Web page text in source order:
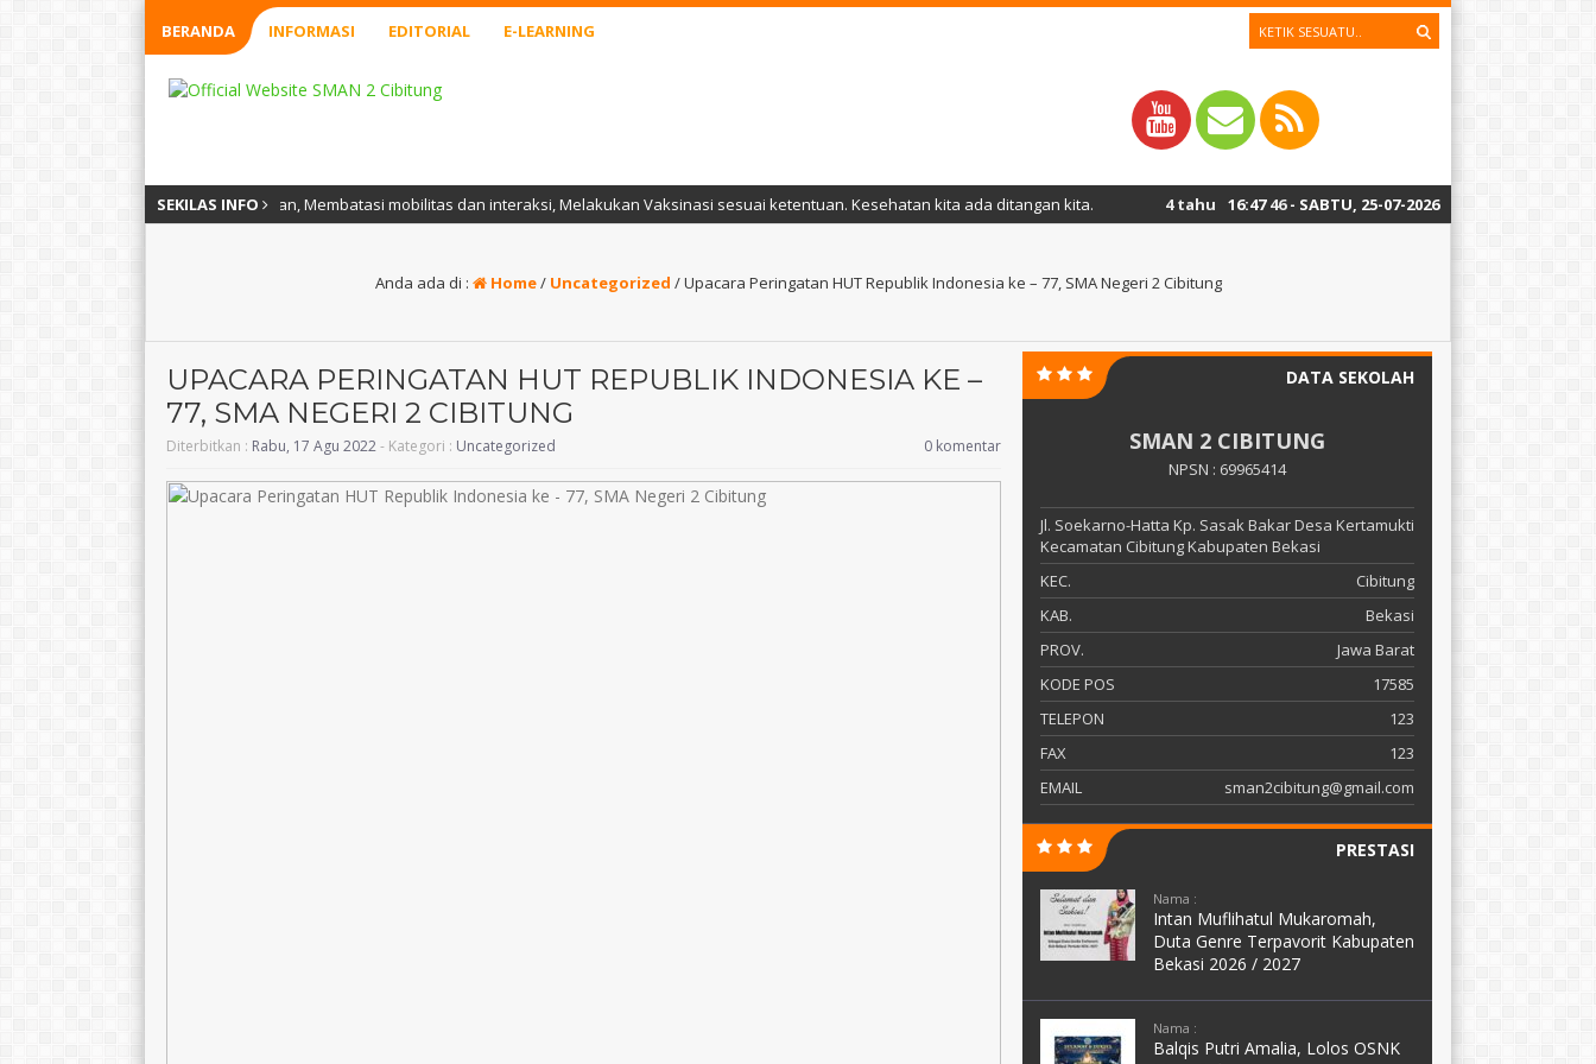
BERANDA INFORMASI EDITORIAL E-LEARNING
SEKILAS INFO 16:47 47- SABTU, 25-07-2026
kerumunan, Membatasi mobilitas dan interaksi, Melakukan Vaksinasi sesuai ketentuan. Kesehatan kita ada ditangan kita. 4 tahun yang lalu/ //Untuk memutus rantai Covid-19, ingatlah untuk
Anda ada di : Home/ Uncategorized /Upacara Peringatan HUT Republik Indonesia ke – 77, SMA Negeri 2 Cibitung
UPACARA PERINGATAN HUT REPUBLIK INDONESIA KE –
77, SMA NEGERI 2 CIBITUNG
Diterbitkan : Rabu, 17 Agu 2022- Kategori : Uncategorized 0 komentar
DATA SEKOLAH
SMAN 2 CIBITUNG
NPSN : 69965414
Jl. Soekarno-Hatta Kp. Sasak Bakar Desa Kertamukti
Kecamatan Cibitung Kabupaten Bekasi
KEC.
Cibitung
KAB.
Bekasi
PROV.
Jawa Barat
KODE POS
17585
TELEPON
123
FAX
123
EMAIL
sman2cibitung@gmail.com
PRESTASI
Nama :
Intan Muflihatul Mukaromah,
Duta Genre Terpavorit Kabupaten
Bekasi 2026 / 2027
Nama :
Balqis Putri Amalia, Lolos OSNK